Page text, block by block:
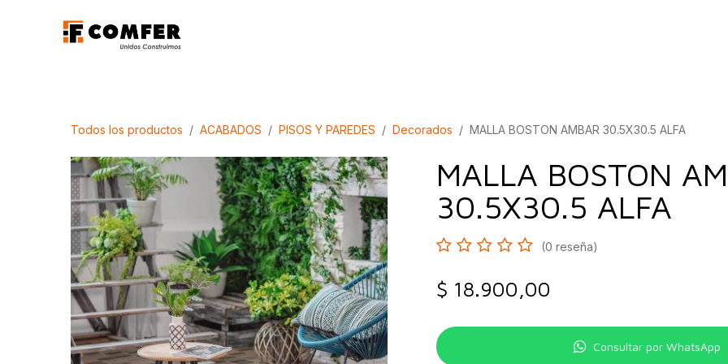
Todos los productos ACABADOS PISOS Y PAREDES Decorados MALLA BOSTON AMBAR 30.5X30.5 ALFA
MALLA BOSTON
30.5X30.5 ALFA
(0 reseña)
$ 18.900,00
Consultar por WhatsApp